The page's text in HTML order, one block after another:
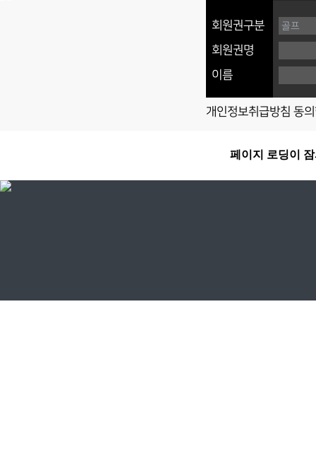
회원권구분
회원권명
이름
개인정보취급방침 동